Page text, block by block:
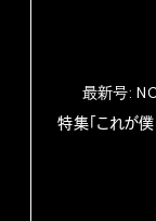
最新号:
特集「これが僕